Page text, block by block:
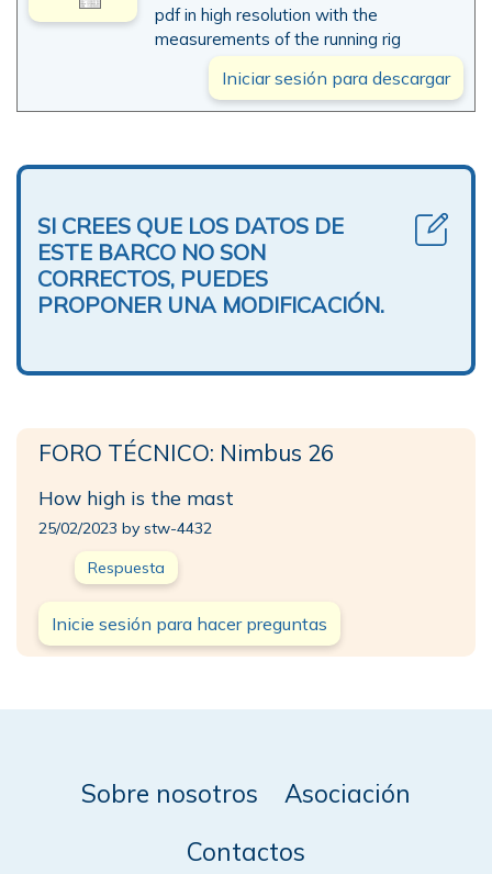
pdf in high resolution with the
measurements of the running rig
Iniciar sesión para descargar
SI CREES QUE LOS DATOS DE
ESTE BARCO NO SON
CORRECTOS, PUEDES
PROPONER UNA MODIFICACIÓN.
FORO TÉCNICO: Nimbus 26
How high is the mast
25/02/2023 by stw-4432
Respuesta
Inicie sesión para hacer preguntas
Sobre nosotros
Asociación
Contactos